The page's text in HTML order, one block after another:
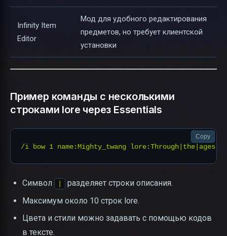
Infinity Item
Editor
Мод для удобного редактирования
предметов, но требует клиентской
установки
Пример команды с несколькими
строками lore через Essentials
Copy
Символ
разделяет строки описания.
Максимум около 10 строк lore.
Цвета и стили можно задавать с помощью кодов
в тексте.